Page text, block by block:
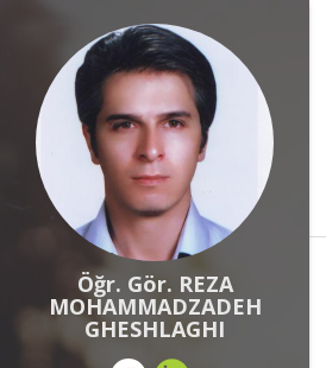
Öğr. Gör. REZA
MOHAMMADZADEH
GHESHLAGHI